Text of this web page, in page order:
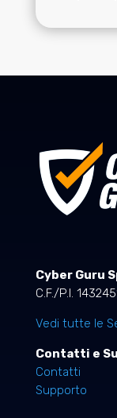
Cyber Guru
C.F./P.I.
Vedi tutte le
Contatti e
Contatti
Supporto